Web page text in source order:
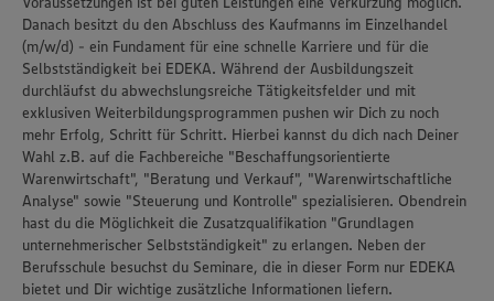
Danach besitzt du den Abschluss des Kaufmanns im Einzelhandel
(m/w/d) - ein Fundament für eine schnelle Karriere und für die
Selbstständigkeit bei EDEKA. Während der Ausbildungszeit
durchläufst du abwechslungsreiche Tätigkeitsfelder und mit
exklusiven Weiterbildungsprogrammen pushen wir Dich zu noch
mehr Erfolg, Schritt für Schritt. Hierbei kannst du dich nach Deiner
Wahl z.B. auf die Fachbereiche "Beschaffungsorientierte
Warenwirtschaft", "Beratung und Verkauf", "Warenwirtschaftliche
Analyse" sowie "Steuerung und Kontrolle" spezialisieren. Obendrein
hast du die Möglichkeit die Zusatzqualifikation "Grundlagen
unternehmerischer Selbstständigkeit" zu erlangen. Neben der
Berufsschule besuchst du Seminare, die in dieser Form nur EDEKA
bietet und Dir wichtige zusätzliche Informationen liefern.